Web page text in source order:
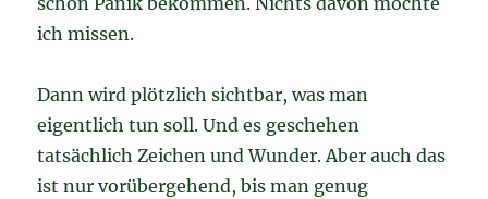
ich missen.
Dann wird plötzlich sichtbar, was man
eigentlich tun soll. Und es geschehen
tatsächlich Zeichen und Wunder. Aber auch das
ist nur vorübergehend, bis man genug